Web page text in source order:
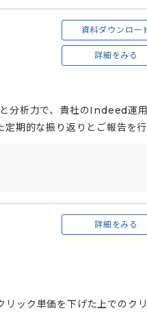
資料ダウンロー
詳細をみる
分析力で、貴社のIndeed運
期的な振り返りとご報告を
詳細をみる
ック単価を下げた上でのク